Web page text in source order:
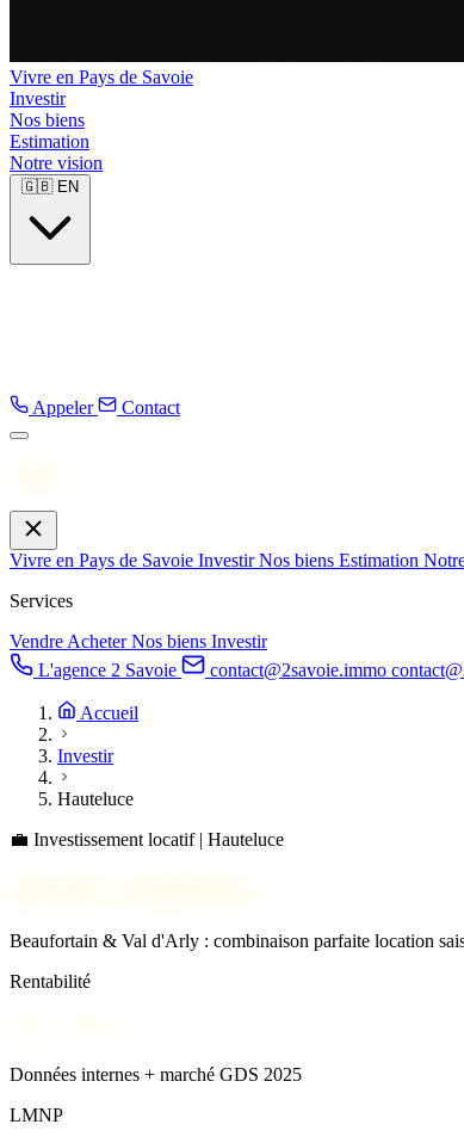
Vivre en Pays de Savoie
Investir
Nos biens
Estimation
Notre vision
🇬🇧 EN
Appeler Contact
Vivre en Pays de Savoie InvestirNos biens Estimation
Services
VendreAcheterNos biens Investir
L'agence 2 Savoie
contact@2savoie.immo
Accueil
Investir
Hauteluce
💼 Investissement locatif | Hauteluce
Beaufortain & Val d'Arly : combinaison parfaite location
Rentabilité
Données internes + marché GDS 2025
LMNP